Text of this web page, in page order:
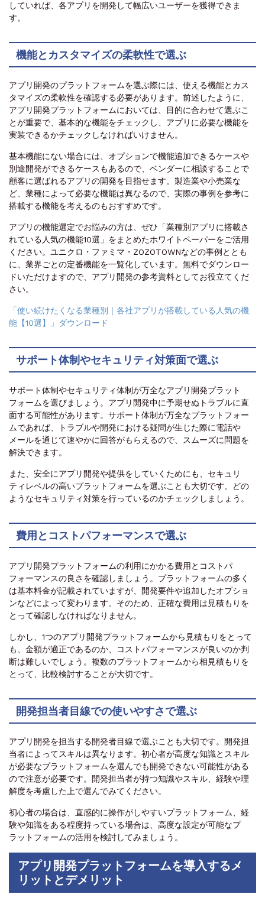
していれば、各アプリを開発して幅広いユーザーを獲得できま
す。
機能とカスタマイズの柔軟性で選ぶ
アプリ開発のプラットフォームを選ぶ際には、使える機能とカス
タマイズの柔軟性を確認する必要があります。前述したように、
アプリ開発プラットフォームにおいては、目的に合わせて選ぶこ
とが重要で、基本的な機能をチェックし、アプリに必要な機能を
実装できるかチェックしなければいけません。
基本機能にない場合には、オプションで機能追加できるケースや
別途開発ができるケースもあるので、ベンダーに相談することで
顧客に選ばれるアプリの開発を目指せます。製造業や小売業な
ど、業種によって必要な機能は異なるので、実際の事例を参考に
搭載する機能を考えるのもおすすめです。
アプリの機能選定でお悩みの方は、ぜひ「業種別アプリに搭載さ
れている人気の機能10選」をまとめたホワイトペーパーをご活用
ください。ユニクロ・ファミマ・ZOZOTOWNなどの事例ととも
に、業界ごとの定番機能を一覧化しています。無料でダウンロー
ドいただけますので、アプリ開発の参考資料としてお役立てくだ
さい。
「使い続けたくなる業種別｜各社アプリが搭載している人気の機
能【10選】」ダウンロード
サポート体制やセキュリティ対策面で選ぶ
サポート体制やセキュリティ体制が万全なアプリ開発プラット
フォームを選びましょう。アプリ開発中に予期せぬトラブルに直
面する可能性があります。サポート体制が万全なプラットフォー
ムであれば、トラブルや開発における疑問が生じた際に電話や
メールを通じて速やかに回答がもらえるので、スムーズに問題を
解決できます。
また、安全にアプリ開発や提供をしていくためにも、セキュリ
ティレベルの高いプラットフォームを選ぶことも大切です。どの
ようなセキュリティ対策を行っているのかチェックしましょう。
費用とコストパフォーマンスで選ぶ
アプリ開発プラットフォームの利用にかかる費用とコストパ
フォーマンスの良さを確認しましょう。プラットフォームの多く
は基本料金が記載されていますが、開発要件や追加したオプショ
ンなどによって変わります。そのため、正確な費用は見積もりを
とって確認しなければなりません。
しかし、1つのアプリ開発プラットフォームから見積もりをとって
も、金額が適正であるのか、コストパフォーマンスが良いのか判
断は難しいでしょう。複数のプラットフォームから相見積もりを
とって、比較検討することが大切です。
開発担当者目線での使いやすさで選ぶ
アプリ開発を担当する開発者目線で選ぶことも大切です。開発担
当者によってスキルは異なります。初心者が高度な知識とスキル
が必要なプラットフォームを選んでも開発できない可能性がある
ので注意が必要です。開発担当者が持つ知識やスキル、経験や理
解度を考慮した上で選んでみてください。
初心者の場合は、直感的に操作がしやすいプラットフォーム、経
験や知識をある程度持っている場合は、高度な設定が可能なプ
ラットフォームの活用を検討してみましょう。
アプリ開発プラットフォームを導入するメ
リットとデメリット